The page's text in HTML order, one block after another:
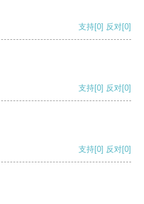
支持[0] 反对[0]
支持[0] 反对[0]
支持[0] 反对[0]